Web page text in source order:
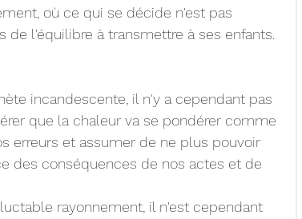
où ce qui se décide n'est pas
de l'équilibre à transmettre à ses enfants.
incandescente, il n'y a cependant pas
que la chaleur va se pondérer comme
erreurs et assumer de ne plus pouvoir
des conséquences de nos actes et de
rayonnement, il n'est cependant